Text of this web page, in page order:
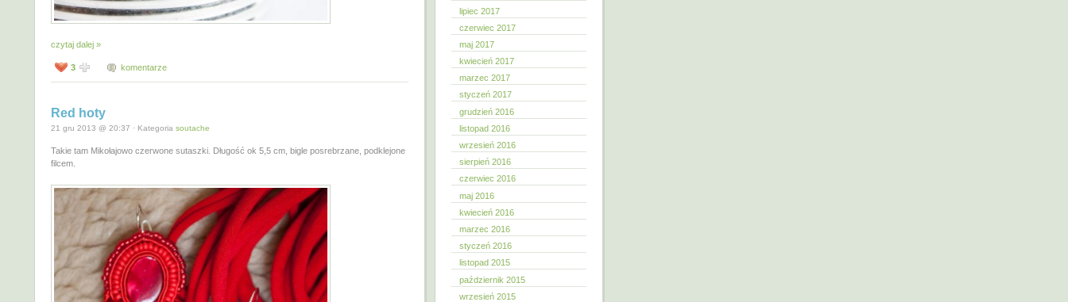
czytaj dalej »
3 komentarze
Red hoty
21 gru 2013 @ 20:37 · Kategoria soutache
Takie tam Mikołajowo czerwone sutaszki. Długość ok 5,5 cm, bigle posrebrzane, podklejone
filcem.
lipiec 2017
czerwiec 2017
maj 2017
kwiecień 2017
marzec 2017
styczeń 2017
grudzień 2016
listopad 2016
wrzesień 2016
sierpień 2016
czerwiec 2016
maj 2016
kwiecień 2016
marzec 2016
styczeń 2016
listopad 2015
październik 2015
wrzesień 2015